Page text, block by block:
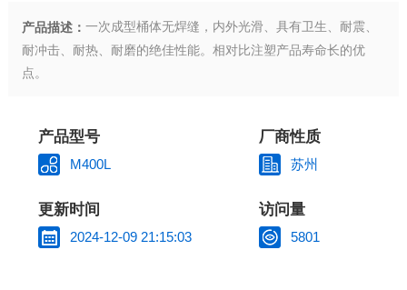
产品描述： 一次成型桶体无焊缝，内外光滑、具有卫生、耐震、
耐冲击、耐热、耐磨的绝佳性能。相对比注塑产品寿命长的优
点。
产品型号
M400L
厂商性质
苏州
更新时间
2024-12-09 21:15:03
访问量
5801